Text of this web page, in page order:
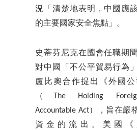
況「清楚地表明，中國應
的主要國家安全焦點」。
史蒂芬尼克在國會任職期
對中國「不公平貿易行為
盧比奧合作提出《外國公
（The Holding
Accountable Act），旨在嚴
資金的流出。美國《